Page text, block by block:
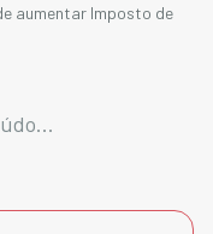
aumentar Imposto de